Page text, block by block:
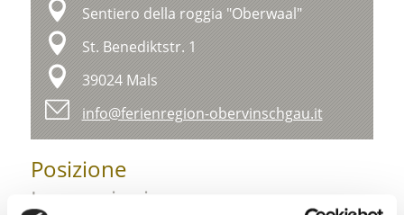
Sentiero della roggia "Oberwaal"
St. Benediktstr. 1
39024 Mals
info@ferienregion-obervinschgau.it
Posizione
Impressioni